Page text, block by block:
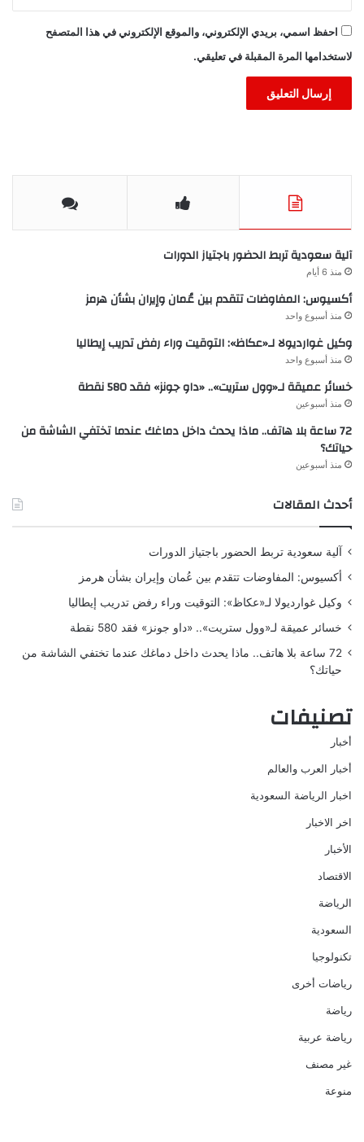
احفظ اسمي، بريدي الإلكتروني، والموقع الإلكتروني في هذا المتصفح
لاستخدامها المرة المقبلة في تعليقي.
آلية سعودية تربط الحضور باجتياز الدورات
منذ 6 أيام
أكسيوس: المفاوضات تتقدم بين عُمان وإيران بشأن هرمز
منذ أسبوع واحد
وكيل غوارديولا لـ«عكاظ»: التوقيت وراء رفض تدريب إيطاليا
منذ أسبوع واحد
خسائر عميقة لـ«وول ستريت».. «داو جونز» فقد 580 نقطة
منذ أسبوعين
72 ساعة بلا هاتف.. ماذا يحدث داخل دماغك عندما تختفي الشاشة من
حياتك؟
منذ أسبوعين
أحدث المقالات
آلية سعودية تربط الحضور باجتياز الدورات
أكسيوس: المفاوضات تتقدم بين عُمان وإيران بشأن هرمز
وكيل غوارديولا لـ«عكاظ»: التوقيت وراء رفض تدريب إيطاليا
خسائر عميقة لـ«وول ستريت».. «داو جونز» فقد 580 نقطة
72 ساعة بلا هاتف.. ماذا يحدث داخل دماغك عندما تختفي الشاشة من
حياتك؟
تصنيفات
أخبار
أخبار العرب والعالم
اخبار الرياضة السعودية
اخر الاخبار
الأخبار
الاقتصاد
الرياضة
السعودية
تكنولوجيا
رياضات أخرى
رياضة
رياضة عربية
غير مصنف
منوعة